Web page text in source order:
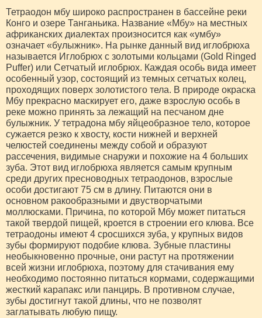
Тетраодон мбу широко распространен в бассейне реки
Конго и озере Танганьика. Название «Мбу» на местных
африканских диалектах произносится как «умбу»
означает «булыжник». На рынке данный вид иглобрюха
называется Иглобрюх с золотыми кольцами (Gold Ringed
Puffer) или Сетчатый иглобрюх. Каждая особь вида имеет
особенный узор, состоящий из темных сетчатых колец,
проходящих поверх золотистого тела. В природе окраска
Мбу прекрасно маскирует его, даже взрослую особь в
реке можно принять за лежащий на песчаном дне
булыжник. У тетрадона мбу яйцеобразное тело, которое
сужается резко к хвосту, кости нижней и верхней
челюстей соединены между собой и образуют
рассечения, видимые снаружи и похожие на 4 больших
зуба. Этот вид иглобрюха является самым крупным
среди других пресноводных тетраодонов, взрослые
особи достигают 75 см в длину. Питаются они в
основном ракообразными и двустворчатыми
моллюсками. Причина, по которой Мбу может питаться
такой твердой пищей, кроется в строении его клюва. Все
тетраодоны имеют 4 сросшихся зуба, у крупных видов
зубы формируют подобие клюва. Зубные пластины
необыкновенно прочные, они растут на протяжении
всей жизни иглобрюха, поэтому для стачивания ему
необходимо постоянно питаться кормами, содержащими
жесткий карапакс или панцирь. В противном случае,
зубы достигнут такой длины, что не позволят
заглатывать любую пищу.